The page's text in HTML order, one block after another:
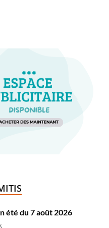
été du 7 août 2026